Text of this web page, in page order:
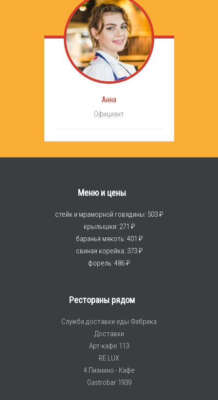
Анна
Официант
Меню и цены
стейк и мраморной говядины: 503 ₽
крылышки: 271 ₽
баранья мякоть: 401 ₽
свиная корейка: 373 ₽
форель: 486 ₽
Рестораны рядом
Служба доставки еды Фабрика
Доставки
Арт-кафе 113
RE LUX
4 Пианино - Кафе
Gastrobar 1939